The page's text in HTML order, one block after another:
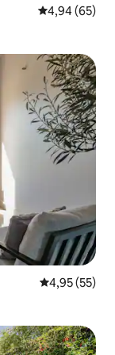
Średnia
4,94 (65)
Średnia
4,95 (55)